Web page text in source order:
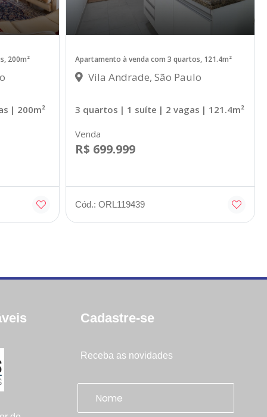
200m²
| 200m²
Apartamento à venda com 3 quartos, 121.4m²
Vila Andrade, São Paulo
3 quartos | 1 suíte | 2 vagas | 121.4m²
Venda
R$ 699.999
Cód.: ORL119439
Cadastre-se
Receba as novidades